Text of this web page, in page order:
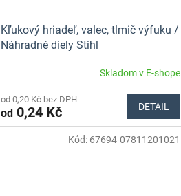
Kľukový hriadeľ, valec, tlmič výfuku /
Náhradné diely Stihl
Skladom v E-shope
od 0,20 Kč bez DPH
od0,24 Kč DETAIL
Kód: 67694-07811201021